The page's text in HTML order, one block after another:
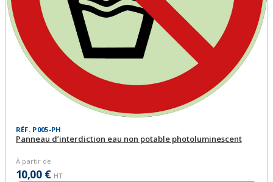
RÉF. P005-PH
Panneau d’interdiction eau non potable photoluminescent
À partir de
10,00 € HT